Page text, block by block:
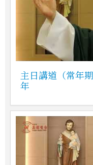
主日講道（常年
年